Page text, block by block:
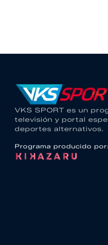
VKS SPORT es un
televisión y portal
deportes alternativos.
Programa producido por: